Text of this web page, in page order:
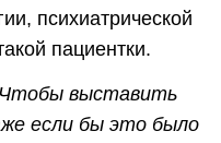
психиатрической
пациентки.
выставить
если бы это было